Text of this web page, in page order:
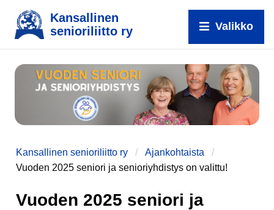
Kansallinen
senioriliitto ry
Valikko
Kansallinen senioriliitto ry
Ajankohtaista
Vuoden 2025 seniori ja senioriyhdistys on valittu!
Vuoden 2025 seniori ja